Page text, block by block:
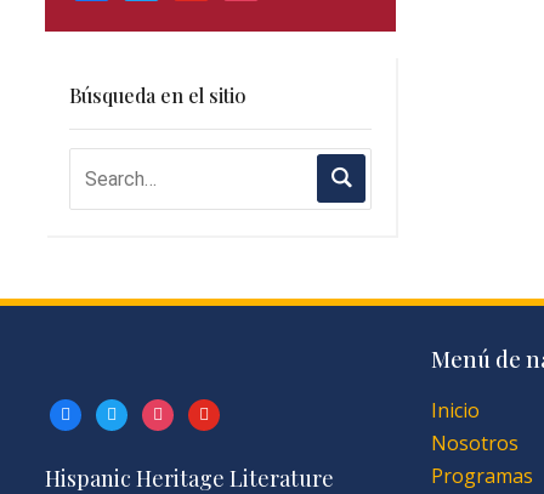
Búsqueda en el sitio
facebooktwitterinstagramyoutube
Hispanic Heritage Literature
Menú de
Inicio
Nosotros
Programas